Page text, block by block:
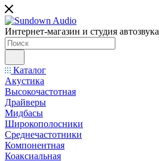
Интернет-магазин и студия автозвука
Каталог
Акустика
Высокочастотная
Драйверы
Мидбасы
Широкополосники
Среднечастотники
Компонентная
Коаксиальная